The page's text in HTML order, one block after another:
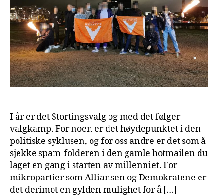
I år er det Stortingsvalg og med det følger
valgkamp. For noen er det høydepunktet i den
politiske syklusen, og for oss andre er det som å
sjekke spam-folderen i den gamle hotmailen du
laget en gang i starten av millenniet. For
mikropartier som Alliansen og Demokratene er
det derimot en gylden mulighet for å […]